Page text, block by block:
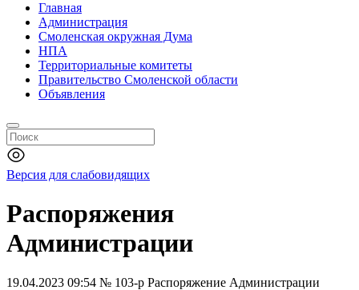
Главная
Администрация
Смоленская окружная Дума
НПА
Территориальные комитеты
Правительство Смоленской области
Объявления
Версия для слабовидящих
Распоряжения
Администрации
19.04.2023 09:54 № 103-р Распоряжение Администрации